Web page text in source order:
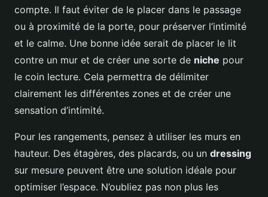
compte. Il faut éviter de le placer dans le passage
ou à proximité de la porte, pour préserver l’intimité
et le calme. Une bonne idée serait de placer le lit
contre un mur et de créer une sorte de niche pour
le coin lecture. Cela permettra de délimiter
clairement les différentes zones et de créer une
sensation d’intimité.
Pour les rangements, pensez à utiliser les murs en
hauteur. Des étagères, des placards, ou un dressing
sur mesure peuvent être une solution idéale pour
optimiser l’espace. N’oubliez pas non plus les